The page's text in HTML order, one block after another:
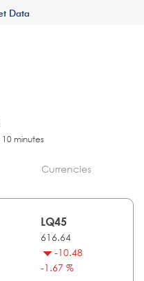
Data
minutes
Currencies
LQ45
616.64
-10.48
-1.67 %